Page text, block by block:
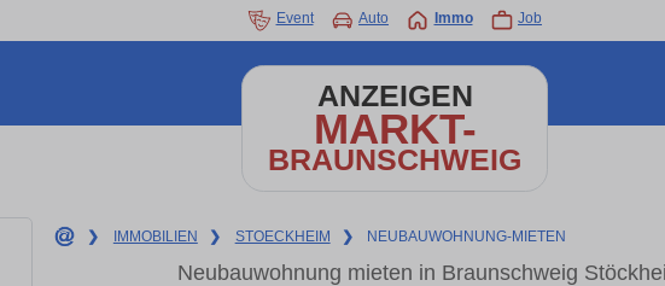
Event Auto Immo Job
ANZEIGEN
MARKT-
BRAUNSCHWEIG
❯ IMMOBILIEN ❯ STOECKHEIM ❯ NEUBAUWOHNUNG-MIETEN
Neubauwohnung mieten in Braunschweig